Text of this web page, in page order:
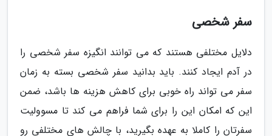
سفر شخصی
دلایل مختلفی هستند که می توانند انگیزه سفر شخصی را
در آدم ایجاد کنند. باید بدانید سفر شخصی بسته به زمان
سفر می تواند راه خوبی برای کاهش هزینه ها باشد، ضمن
این که امکان این را برای شما فراهم می کند تا مسوولیت
سفرتان را کاملا به عهده بگیرید، با چالش های مختلفی رو